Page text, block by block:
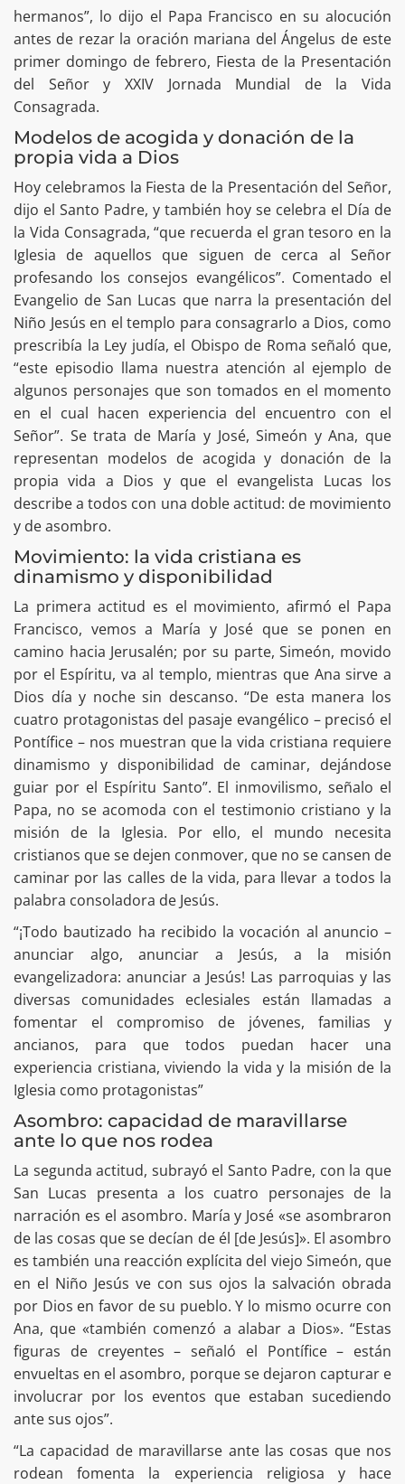
hermanos”, lo dijo el Papa Francisco en su alocución
antes de rezar la oración mariana del Ángelus de este
primer domingo de febrero, Fiesta de la Presentación
del Señor y XXIV Jornada Mundial de la Vida
Consagrada.
Modelos de acogida y donación de la
propia vida a Dios
Hoy celebramos la Fiesta de la Presentación del Señor,
dijo el Santo Padre, y también hoy se celebra el Día de
la Vida Consagrada, “que recuerda el gran tesoro en la
Iglesia de aquellos que siguen de cerca al Señor
profesando los consejos evangélicos”. Comentado el
Evangelio de San Lucas que narra la presentación del
Niño Jesús en el templo para consagrarlo a Dios, como
prescribía la Ley judía, el Obispo de Roma señaló que,
“este episodio llama nuestra atención al ejemplo de
algunos personajes que son tomados en el momento
en el cual hacen experiencia del encuentro con el
Señor”. Se trata de María y José, Simeón y Ana, que
representan modelos de acogida y donación de la
propia vida a Dios y que el evangelista Lucas los
describe a todos con una doble actitud: de movimiento
y de asombro.
Movimiento: la vida cristiana es
dinamismo y disponibilidad
La primera actitud es el movimiento, afirmó el Papa
Francisco, vemos a María y José que se ponen en
camino hacia Jerusalén; por su parte, Simeón, movido
por el Espíritu, va al templo, mientras que Ana sirve a
Dios día y noche sin descanso. “De esta manera los
cuatro protagonistas del pasaje evangélico – precisó el
Pontífice – nos muestran que la vida cristiana requiere
dinamismo y disponibilidad de caminar, dejándose
guiar por el Espíritu Santo”. El inmovilismo, señalo el
Papa, no se acomoda con el testimonio cristiano y la
misión de la Iglesia. Por ello, el mundo necesita
cristianos que se dejen conmover, que no se cansen de
caminar por las calles de la vida, para llevar a todos la
palabra consoladora de Jesús.
“¡Todo bautizado ha recibido la vocación al anuncio –
anunciar algo, anunciar a Jesús, a la misión
evangelizadora: anunciar a Jesús! Las parroquias y las
diversas comunidades eclesiales están llamadas a
fomentar el compromiso de jóvenes, familias y
ancianos, para que todos puedan hacer una
experiencia cristiana, viviendo la vida y la misión de la
Iglesia como protagonistas”
Asombro: capacidad de maravillarse
ante lo que nos rodea
La segunda actitud, subrayó el Santo Padre, con la que
San Lucas presenta a los cuatro personajes de la
narración es el asombro. María y José «se asombraron
de las cosas que se decían de él [de Jesús]». El asombro
es también una reacción explícita del viejo Simeón, que
en el Niño Jesús ve con sus ojos la salvación obrada
por Dios en favor de su pueblo. Y lo mismo ocurre con
Ana, que «también comenzó a alabar a Dios». “Estas
figuras de creyentes – señaló el Pontífice – están
envueltas en el asombro, porque se dejaron capturar e
involucrar por los eventos que estaban sucediendo
ante sus ojos”.
“La capacidad de maravillarse ante las cosas que nos
rodean fomenta la experiencia religiosa y hace